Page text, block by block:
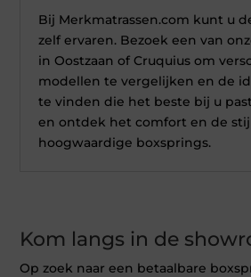
Bij Merkmatrassen.com kunt u
zelf ervaren. Bezoek een van
in Oostzaan of Cruquius om
modellen te vergelijken en de
te vinden die het beste bij u
en ontdek het comfort en de
hoogwaardige boxsprings.
Kom langs in de
Op zoek naar een betaalbare